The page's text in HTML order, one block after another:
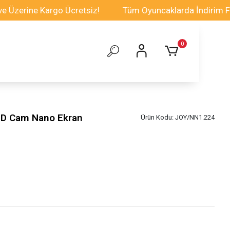
Kargo Ücretsiz! Tüm Oyuncaklarda İndirim Fırsatı
0
Cam Nano Ekran Ürün Kodu: JOY/NN1.224